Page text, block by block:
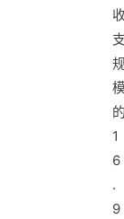
1
6
.
9